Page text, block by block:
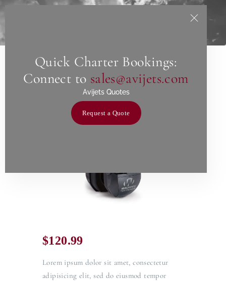
Services
Charters
$120.99
Lorem ipsum dolor sit amet, consectetur
adipisicing elit, sed do eiusmod tempor
Quick Charter Bookings:
Connect to sales@avijets.com
Avijets Quotes
Request a Quote